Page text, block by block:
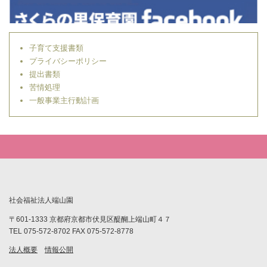
子育て支援書類
プライバシーポリシー
提出書類
苦情処理
一般事業主行動計画
社会福祉法人端山園
〒601-1333 京都府京都市伏見区醍醐上端山町４７
TEL 075-572-8702 FAX 075-572-8778
法人概要 情報公開